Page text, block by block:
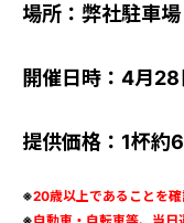
場所：弊社駐車場
開催日時：4月
提供価格：1杯
※20歳以上であることを確